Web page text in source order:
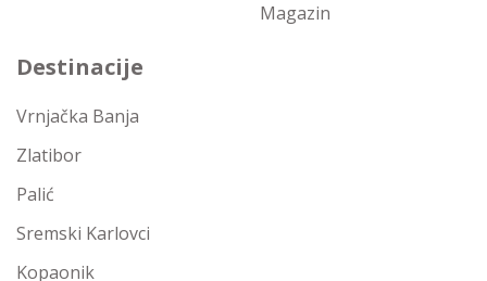
Magazin
Destinacije
Vrnjačka Banja
Zlatibor
Palić
Sremski Karlovci
Kopaonik